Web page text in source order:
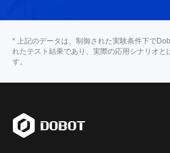
* 上記のデータは、制御された実験条件下で
れたテスト結果であり、実際の応用シナリオと
す。